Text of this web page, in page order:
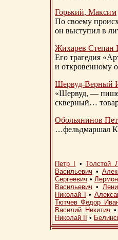
Горький, Максим
По своему
он выступил в
Жихарев Степан
Его трагедия
и откровенному
Шервуд-Верный
«Шервуд, —
скверный…
Обольянинов
…фельдмаршал
Петр I •Толстой
Васильевич •
Сергеевич •
Васильевич •
Николай I
•
Тютчев Федор
Василий Никитич •
Николай II
•